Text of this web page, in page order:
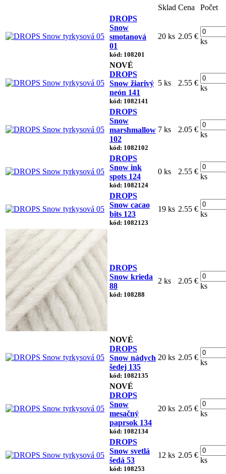
Sklad Cena
Počet
DROPS
Snow
smotanová
01
kód: 108201
20 ks 2.05 €
ks
NOVÉ
DROPS
Snow žiarivý
neón 141
kód: 1082141
5 ks 2.55 €
ks
DROPS
Snow
marshmallow
102
kód: 1082102
7 ks 2.05 €
ks
DROPS
Snow ink
spots 124
kód: 1082124
0 ks 2.55 €
ks
DROPS
Snow cacao
bits 123
kód: 1082123
19 ks 2.55 €
ks
DROPS
Snow krieda
88
kód: 108288
2 ks 2.05 €
ks
NOVÉ
DROPS
Snow nádych
šedej 135
kód: 1082135
20 ks 2.05 €
ks
NOVÉ
DROPS
Snow
mesačný
paprsok 134
kód: 1082134
20 ks 2.05 €
ks
DROPS
Snow svetlá
šedá 53
kód: 108253
12 ks 2.05 €
ks